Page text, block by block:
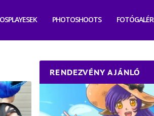
PHOTOSHOOTS
RENDEZVÉNY AJÁNLÓ